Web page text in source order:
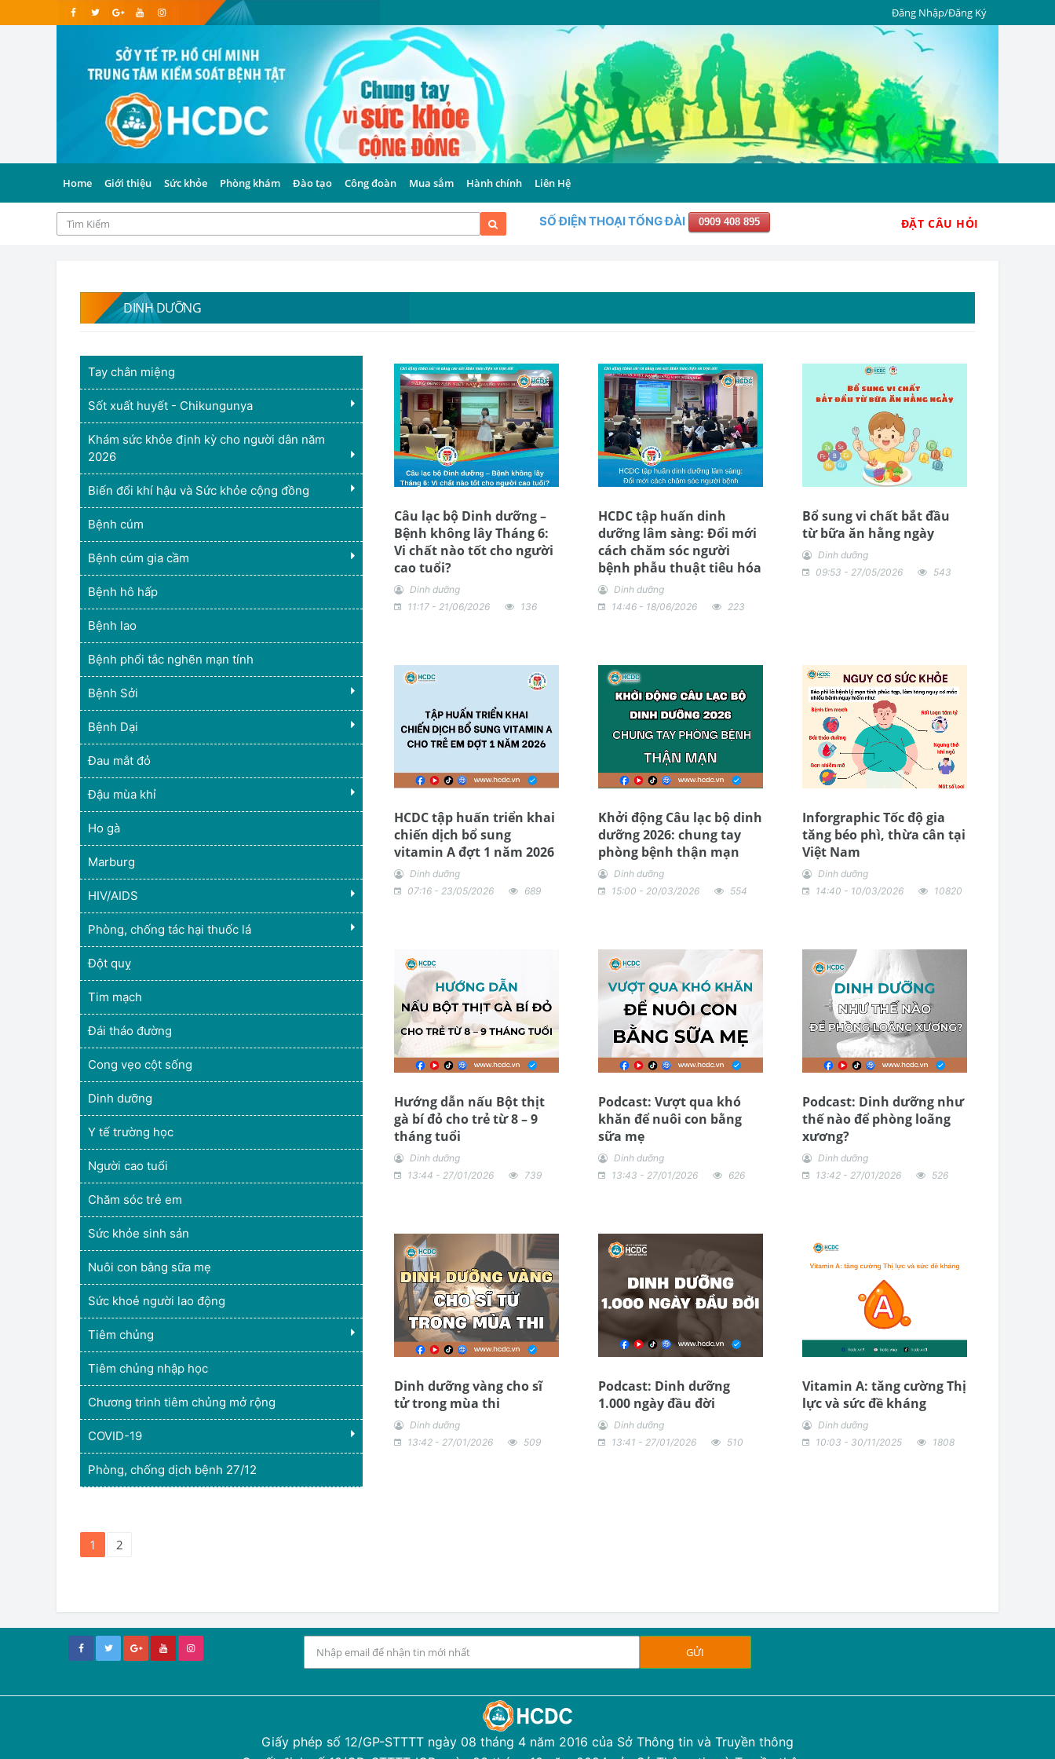
Đăng Nhập/Đăng Ký
Home Giới thiệu Sức khỏe Phòng khám Đào tạo Công đoàn Mua sắm Hành chính Liên Hệ
SỐ ĐIỆN THOẠI TỔNG ĐÀI 0909 408 895 ĐẶT CÂU HỎI
DINH DƯỠNG
Tay chân miệng
Sốt xuất huyết - Chikungunya
Khám sức khỏe định kỳ cho người dân năm
2026
Biến đổi khí hậu và Sức khỏe cộng đồng
Bệnh cúm
Bệnh cúm gia cầm
Bệnh hô hấp
Bệnh lao
Bệnh phổi tắc nghẽn mạn tính
Bệnh Sởi
Bệnh Dại
Đau mắt đỏ
Đậu mùa khỉ
Ho gà
Marburg
HIV/AIDS
Phòng, chống tác hại thuốc lá
Đột quỵ
Tim mạch
Đái tháo đường
Cong vẹo cột sống
Dinh dưỡng
Y tế trường học
Người cao tuổi
Chăm sóc trẻ em
Sức khỏe sinh sản
Nuôi con bằng sữa mẹ
Sức khoẻ người lao động
Tiêm chủng
Tiêm chủng nhập học
Chương trình tiêm chủng mở rộng
COVID-19
Phòng, chống dịch bệnh 27/12
Câu lạc bộ Dinh dưỡng –
Bệnh không lây Tháng 6:
Vi chất nào tốt cho người
cao tuổi?
Dinh dưỡng
11:17 - 21/06/2026
136
HCDC tập huấn dinh
dưỡng lâm sàng: Đổi mới
cách chăm sóc người
bệnh phẫu thuật tiêu hóa
Dinh dưỡng
14:46 - 18/06/2026
223
Bổ sung vi chất bắt đầu
từ bữa ăn hằng ngày
Dinh dưỡng
09:53 - 27/05/2026
543
HCDC tập huấn triển khai
chiến dịch bổ sung
vitamin A đợt 1 năm 2026
Dinh dưỡng
07:16 - 23/05/2026
689
Khởi động Câu lạc bộ dinh
dưỡng 2026: chung tay
phòng bệnh thận mạn
Dinh dưỡng
15:00 - 20/03/2026
554
Inforgraphic Tốc độ gia
tăng béo phì, thừa cân tại
Việt Nam
Dinh dưỡng
14:40 - 10/03/2026
10820
Hướng dẫn nấu Bột thịt
gà bí đỏ cho trẻ từ 8 – 9
tháng tuổi
Dinh dưỡng
13:44 - 27/01/2026
739
Podcast: Vượt qua khó
khăn để nuôi con bằng
sữa mẹ
Dinh dưỡng
13:43 - 27/01/2026
626
Podcast: Dinh dưỡng như
thế nào để phòng loãng
xương?
Dinh dưỡng
13:42 - 27/01/2026
526
Dinh dưỡng vàng cho sĩ
tử trong mùa thi
Dinh dưỡng
13:42 - 27/01/2026
509
Podcast: Dinh dưỡng
1.000 ngày đầu đời
Dinh dưỡng
13:41 - 27/01/2026
510
Vitamin A: tăng cường Thị
lực và sức đề kháng
Dinh dưỡng
10:03 - 30/11/2025
1808
1 2
Giấy phép số 12/GP-STTTT ngày 08 tháng 4 năm 2016 của Sở Thông tin và Truyền thông